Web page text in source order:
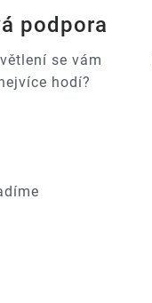
podpora
se vám
hodí?